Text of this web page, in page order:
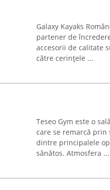
Galaxy Kayaks
partener de
accesorii de calitate
către cerințele ...
Teseo Gym este o
care se remarcă prin
dintre principalele
sănătos. Atmosfera ...